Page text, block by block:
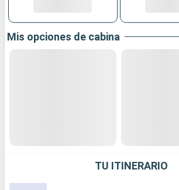
Mis opciones de cabina
TU ITINERARIO